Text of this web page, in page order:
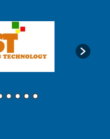
xếp định hình phi 200...